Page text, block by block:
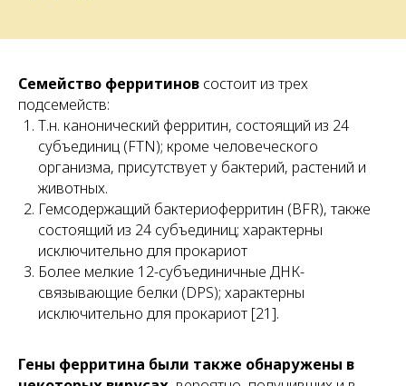
Семейство ферритинов состоит из трех
подсемейств:
Т.н. канонический ферритин, состоящий из 24
субъединиц (FTN); кроме человеческого
организма, присутствует у бактерий, растений и
животных.
Гемсодержащий бактериоферритин (BFR), также
состоящий из 24 субъединиц; характерны
исключительно для прокариот
Более мелкие 12-субъединичные ДНК-
связывающие белки (DPS); характерны
исключительно для прокариот [21].
Гены ферритина были также обнаружены в